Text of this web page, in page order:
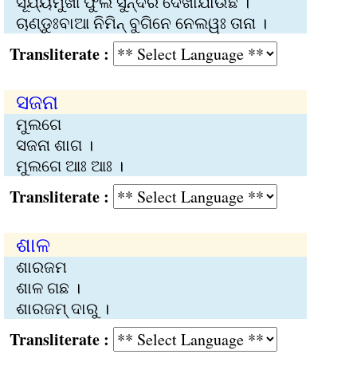
ଚାଣ୍ଡୁଃବାଆ ନିମିନ୍‍ ବୁଗିନେ ନେଲୱଃ ତାନା ।
:
ସଜନା
ମୁଲଗେ
ସଜନା ଶାଗ ।
ମୁଲଗେ ଆଃ ଆଃ ।
:
ଶାଳ
ଶାର‍ଜମ
ଶାଳ ଗଛ ।
ଶାରଜମ୍‍ ଦାରୁ ।
: